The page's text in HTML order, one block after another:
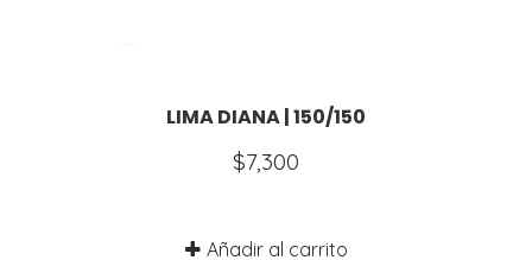
LIMA DIANA | 150/150
$7,300
Añadir al carrito